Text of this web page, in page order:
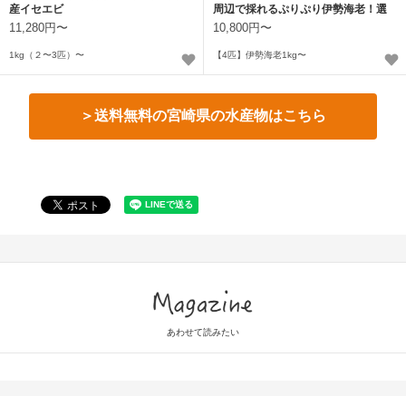
産イセエビ
11,280円〜
1kg（２〜3匹）〜
周辺で採れるぷりぷり伊勢海老！選
べる匹数
10,800円〜
【4匹】伊勢海老1kg〜
＞送料無料の宮崎県の水産物はこちら
あわせて読みたい